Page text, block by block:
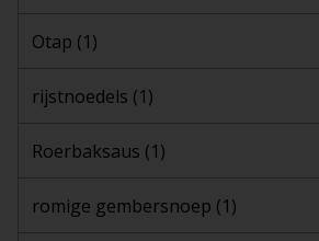
Otap (1)
rijstnoedels (1)
Roerbaksaus (1)
romige gembersnoep (1)